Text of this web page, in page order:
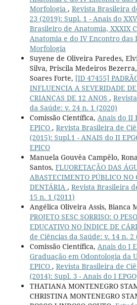
Morfologia , Revista Brasileira
23 (2019): Supl. 1 - Anais do
Brasileiro de Anatomia, XXXIX
Anatomia e do IV Encontro das
Morfologia
Suyene de Oliveira Paredes,
Silva, Priscila Medeiros
Soares Forte, [ID 47455]
INFLUENCIA A SEVERIDADE
CRIANÇAS DE 12 ANOS ,
da Saúde: v. 24 n. 1 (2020)
Comissão Científica, Anais do II
EPICO , Revista Brasileira de
(2015): Supl.1 - ANAIS do II
EPICO
Manuela Gouvêa Campêlo,
Santos, FLUORETAÇÃO DAS
ABASTECIMENTO PÚBLICO NO
DENTÁRIA , Revista Brasileira
15 n. 1 (2011)
Angélica Oliveira Assis, Bianca
PROJETO SESC SORRISO: O
EDUCATIVO NO ÍNDICE DE
de Ciências da Saúde: v. 14 n. 2
Comissão Científica, Anais do I
Graduação em Odontologia da
EPICO , Revista Brasileira de
(2014): Supl. 3 - Anais do I
THATIANA MONTENEGRO
CHRISTINA MONTENEGRO